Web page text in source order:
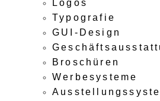
Logos
Typografie
GUI-Design
Broschüren
Werbesysteme